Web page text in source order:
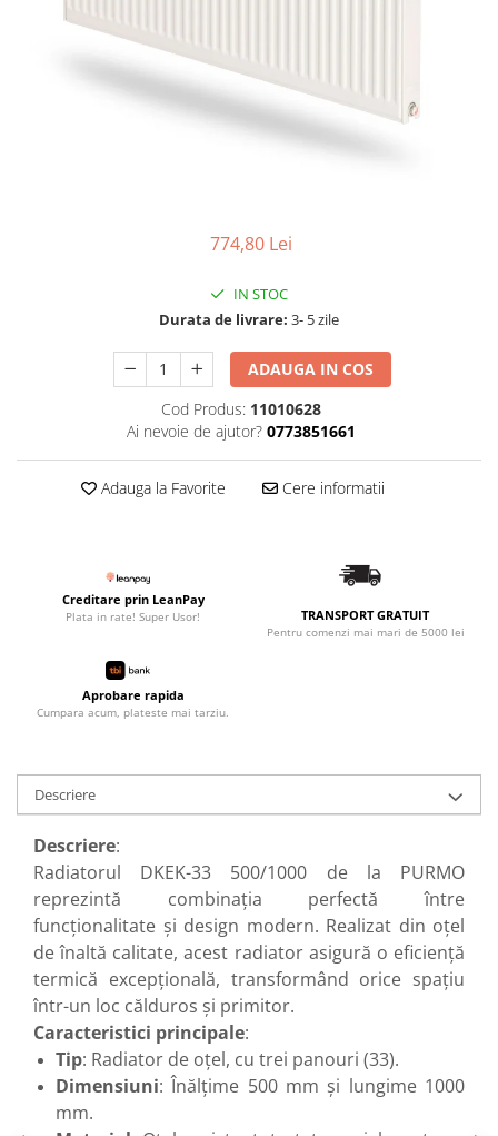
Colectoare solare cu tub-vidat
Accesorii sisteme solare
Accesorii pompe de caldura
Cazane pe biomasa nelemnoasa
Centrale mixte lemn-pelet
Radiatoare din otel
Radiatoare din aluminiu
Preparatoare pentru apa calda
menajera
Boilere termoelectrice
Boilere indirecte cu serpentina
Boilere pentru pompe de caldura
Incalzire in pardoseala
Tevi si fitinguri
Tevi si fitinguri PPR
Fitinguri alama
Tevi si fitinguri fonta
Robineti
Robineti de trecere pentru apa
Robineti coltari pentru apa
Robineti pentru gaz
774,80 Lei
IN STOC
Durata de livrare: 3- 5 zile
ADAUGA IN COS
Cod Produs: 11010628
Ai nevoie de ajutor? 0773851661
Adauga la Favorite Cere informatii
Creditare prin LeanPay
Plata in rate! Super Usor! TRANSPORT GRATUIT
Pentru comenzi mai mari de 5000 lei
Aprobare rapida
Cumpara acum, plateste mai tarziu.
Descriere
Descriere:
Radiatorul DKEK-33 500/1000 de la PURMO
reprezintă combinația perfectă între
funcționalitate și design modern. Realizat din oțel
de înaltă calitate, acest radiator asigură o eficiență
termică excepțională, transformând orice spațiu
într-un loc călduros și primitor.
Caracteristici principale:
Tip: Radiator de oțel, cu trei panouri (33).
Dimensiuni: Înălțime 500 mm și lungime 1000
mm.